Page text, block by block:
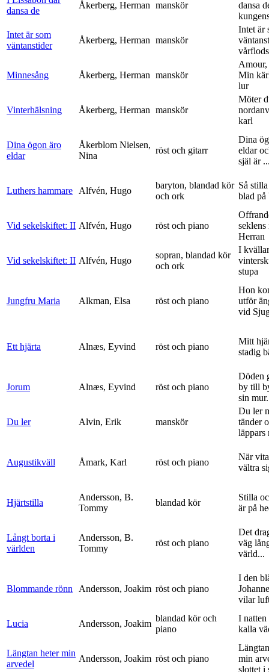
dansa de
Åkerberg, Herman manskör
dansa
Intet är som
väntanstider
Åkerberg, Herman manskör
Intet är
Minnesång Åkerberg, Herman manskör
Min
lur
Vinterhälsning Åkerberg, Herman manskör
Möter
karl
Dina ögon äro
eldar
Åkerblom Nielsen,
Nina
röst och gitarr
Dina
eldar
själ är
Luthers hammare Alfvén, Hugo
baryton, blandad kör
och ork
Så
blad på
Vid sekelskiftet: II Alfvén, Hugo röst och piano
Herran
Vid sekelskiftet: II Alfvén, Hugo
sopran, blandad kör
och ork
I
stupa
Jungfru Maria Alkman, Elsa röst och piano
Hon
utför
vid
Ett hjärta Alnæs, Eyvind röst och piano
Mitt
stadig
Jorum Alnæs, Eyvind röst och piano
Döden
by till
sin
Du ler Alvin, Erik manskör
Du ler
tänder
läppars
Augustikväll Åmark, Karl röst och piano
När
vältra
Hjärtstilla
Andersson, B.
Tommy
blandad kör
Stilla
är på
Långt borta i
världen
Andersson, B.
Tommy
röst och piano
Det
väg
värld...
Blommande rönn Andersson, Joakim röst och piano
I den
vilar
Lucia Andersson, Joakim
blandad kör och
piano
I natten
kalla
Längtan heter min
arvedel
Andersson, Joakim röst och piano
min
slottet i